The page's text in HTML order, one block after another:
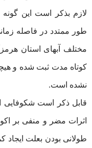
طور ممتدد در فاصله
مختلف آبهای استان
کوتاه مدت ثبت شده و
نشده است.
قابل ذکر است شکوفایی
اثرات مضر و منفی بر
طولانی بودن بعلت ایجاد